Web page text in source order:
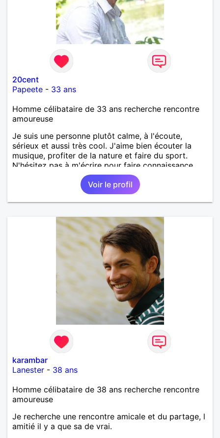
20cent
Papeete - 33 ans
Homme célibataire de 33 ans recherche rencontre
amoureuse
Je suis une personne plutôt calme, à l'écoute,
sérieux et aussi très cool. J'aime bien écouter la
musique, profiter de la nature et faire du sport.
N'hésitez pas à m'écrire pour faire connaissance.
Voir le profil
karambar
Lanester - 38 ans
Homme célibataire de 38 ans recherche rencontre
amoureuse
Je recherche une rencontre amicale et du partage, l
amitié il y a que sa de vrai.